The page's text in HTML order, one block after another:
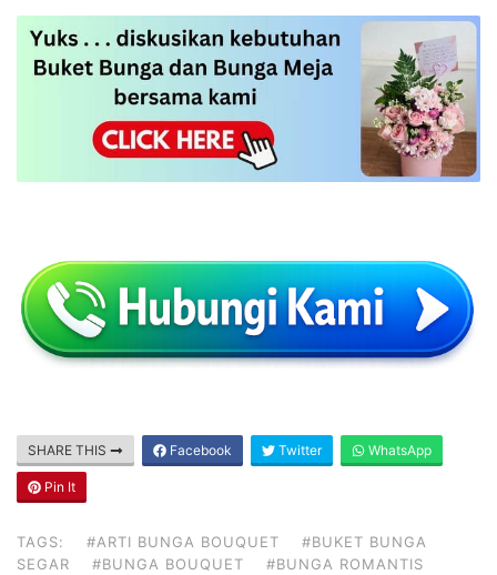
SHARE THIS Facebook Twitter WhatsApp
Pin It
TAGS: #ARTI BUNGA BOUQUET
#BUKET BUNGA
SEGAR
#BUNGA BOUQUET
#BUNGA ROMANTIS